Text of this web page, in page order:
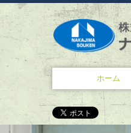
ホーム